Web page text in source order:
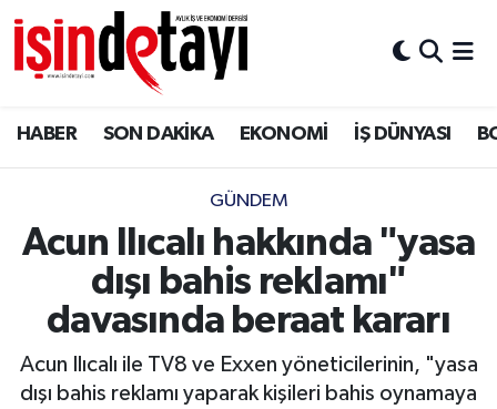
HABER SON DAKİKA EKONOMİ İŞ DÜNYASI
GÜNDEM
Acun Ilıcalı hakkında "yasa
dışı bahis reklamı"
davasında beraat kararı
Acun Ilıcalı ile TV8 ve Exxen yöneticilerinin, "yasa
dışı bahis reklamı yaparak kişileri bahis oynamaya
DÜNYA
Eğitim
ENERJİ HABERİ
GAYRİMENKUL
HABER
Nöbetçi Eczaneler
Hava Durumu
İstanbul Namaz Vakitleri
Trafik Durumu
Süper Lig Puan Durumu ve Fikstür
Tüm Manşetler